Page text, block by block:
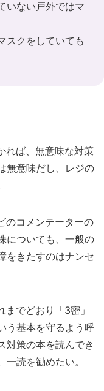
いない戸外ではマ
スクをしていても
れば、無意味な対策
無意味だし、レジの
のコメンテーターの
についても、一般の
をきたすのはナンセ
でどおり「3密」
う基本を守るよう呼
対策の本を読んでき
読を勧めたい。